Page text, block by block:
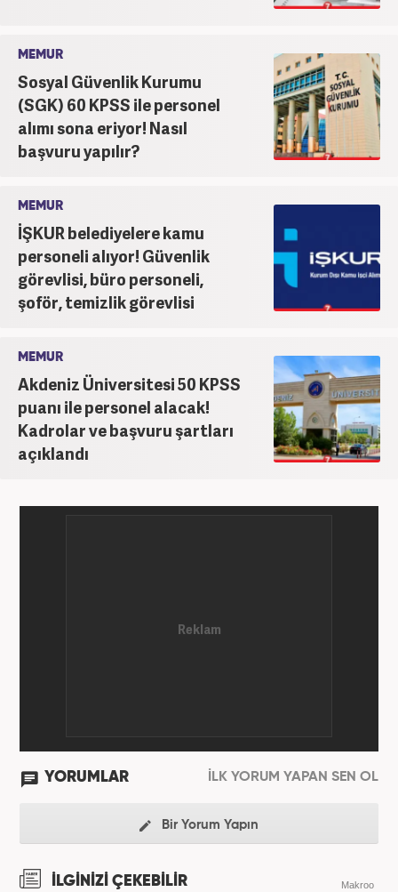
MEMUR
Sosyal Güvenlik Kurumu
(SGK) 60 KPSS ile personel
alımı sona eriyor! Nasıl
başvuru yapılır?
MEMUR
İŞKUR belediyelere kamu
personeli alıyor! Güvenlik
görevlisi, büro personeli,
şoför, temizlik görevlisi
MEMUR
Akdeniz Üniversitesi 50 KPSS
puanı ile personel alacak!
Kadrolar ve başvuru şartları
açıklandı
YORUMLAR İLK YORUM YAPAN SEN OL
Bir Yorum Yapın
İLGİNİZİ ÇEKEBİLİR Makroo